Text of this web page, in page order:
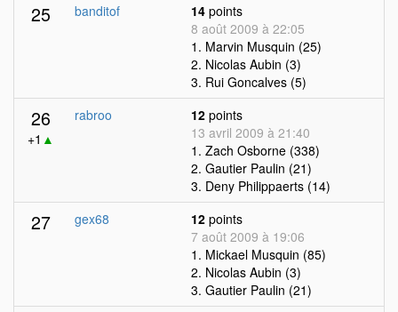
25 banditof 14 points
8 août 2009 à 22:05
1. Marvin Musquin (25)
2. Nicolas Aubin (3)
3. Rui Goncalves (5)
26
+1 ▲
rabroo 12 points
13 avril 2009 à 21:40
1. Zach Osborne (338)
2. Gautier Paulin (21)
3. Deny Philippaerts (14)
27 gex68 12 points
7 août 2009 à 19:06
1. Mickael Musquin (85)
2. Nicolas Aubin (3)
3. Gautier Paulin (21)